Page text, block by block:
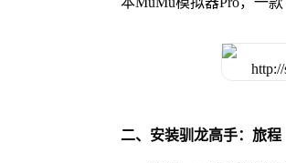
二、安装驯龙高手：旅程